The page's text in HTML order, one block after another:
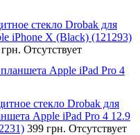
стекло Drobak для
iPhone X (Black) (121293)
Отсутствует
Apple iPad Pro 4
стекло Drobak для
Apple iPad Pro 4 12.9
399 грн. Отсутствует